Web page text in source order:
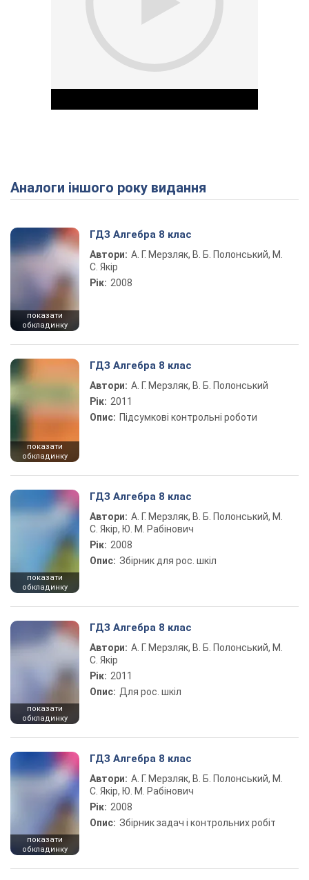
Play Video
Аналоги іншого року видання
показати
обкладинку
ГДЗ Алгебра 8 клас
Автори: А. Г. Мерзляк, В. Б. Полонський, М.
С. Якір
Рік: 2008
показати
обкладинку
ГДЗ Алгебра 8 клас
Автори: А. Г. Мерзляк, В. Б. Полонський
Рік: 2011
Опис: Підсумкові контрольні роботи
показати
обкладинку
ГДЗ Алгебра 8 клас
Автори: А. Г. Мерзляк, В. Б. Полонський, М.
С. Якір, Ю. М. Рабінович
Рік: 2008
Опис: Збірник для рос. шкіл
показати
обкладинку
ГДЗ Алгебра 8 клас
Автори: А. Г. Мерзляк, В. Б. Полонський, М.
С. Якір
Рік: 2011
Опис: Для рос. шкіл
показати
обкладинку
ГДЗ Алгебра 8 клас
Автори: А. Г. Мерзляк, В. Б. Полонський, М.
С. Якір, Ю. М. Рабінович
Рік: 2008
Опис: Збірник задач і контрольних робіт